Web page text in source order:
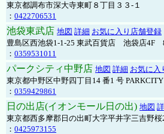
東京都調布市深大寺東町８丁目３３-１
： 0422706531
池袋東武店 地図 詳細 お気に入り店舗登録
豊島区西池袋1-1-25 東武百貨店 池袋店4F
： 0359531011
パークシティ中野店 地図 詳細 お気に入
東京都中野区中野四丁目14 番1 号
： 0359429861
日の出店(イオンモール日の出) 地図
東京都西多摩郡日の出町大字平井字三吉野桜
： 0425973155